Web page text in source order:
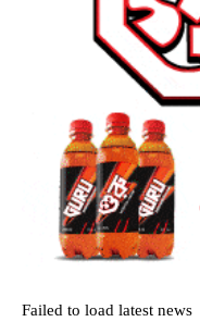
Failed to load latest news